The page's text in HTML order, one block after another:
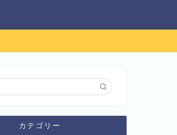
カテゴリー